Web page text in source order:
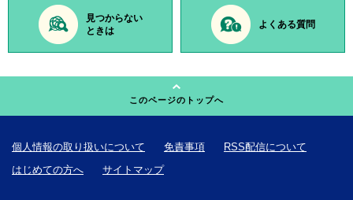
見つからない
ときは
よくある質問
このページのトップへ
個人情報の取り扱いについて 免責事項
RSS配信について
はじめての方へ
サイトマップ